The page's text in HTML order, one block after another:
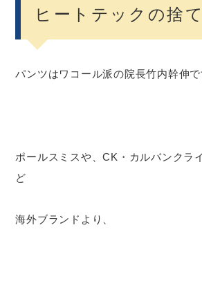
ヒートテックの捨
パンツはワコール派の院長竹内幹伸で
ポールスミスや、CK・カルバンクラ
ど
海外ブランドより、